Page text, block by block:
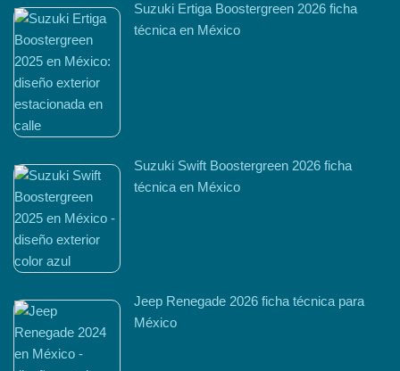
Suzuki Ertiga Boostergreen 2026 ficha
técnica en México
Suzuki Swift Boostergreen 2026 ficha
técnica en México
Jeep Renegade 2026 ficha técnica para
México